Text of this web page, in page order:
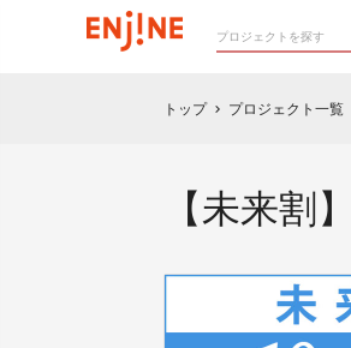
トップ chevron_right プロジェクト一覧
【未来